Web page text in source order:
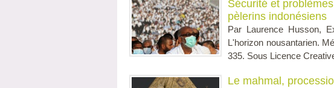
Sécurité et
pèlerins indonésiens
Par Laurence Husson,
L'horizon nousantarien.
335. Sous Licence
Le mahmal,